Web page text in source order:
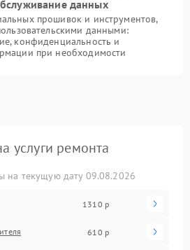
данных
прошивок и инструментов,
данными:
конфиденциальность и
при необходимости
услуги ремонта
на текущую дату 09.08.2026
1310 р
610 р